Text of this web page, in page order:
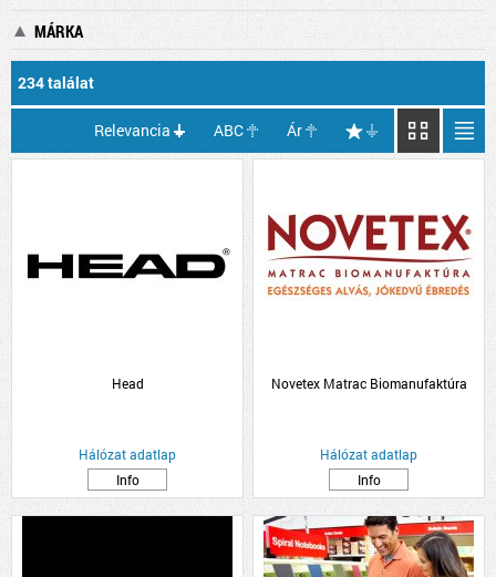
MÁRKA
234 találat
Relevancia ABC Ár
Head
Hálózat adatlap
Info
Novetex Matrac Biomanufaktúra
Hálózat adatlap
Info